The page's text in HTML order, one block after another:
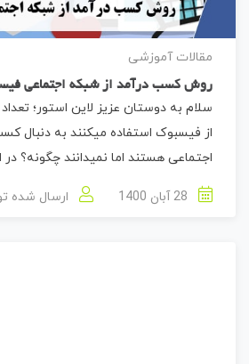
مقالات آموزشی
روش کسب درآمد از شبکه اجتماعی
سلام به دوستان عزیز لاین استور؛ تعداد
از فیسبوک استفاده میکنند به دنبال
اجتماعی هستند اما نمیدانند چگونه؟ در
ارسال شده